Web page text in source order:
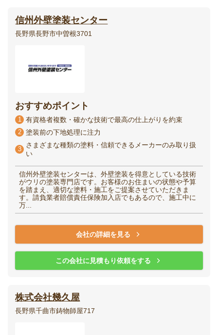
信州外壁塗装センター
長野県長野市中曽根3701
おすすめポイント
1 有資格者複数・確かな技術で最高の仕上がりを約束
2 塗装前の下地処理に注力
3
さまざまな種類の塗料・信頼できるメーカーのみ取り扱
い
信州外壁塗装センターは、外壁塗装を得意としている技術
がウリの塗装専門店です。お客様のお住まいの状態や予算
を踏まえ、適切な塗料・施工をご提案させていただきま
す。請負業者賠償責任保険加入店でもあるので、施工中に
万...
会社の詳細を見る
この会社に見積もり依頼をする
株式会社幾久屋
長野県千曲市鋳物師屋717